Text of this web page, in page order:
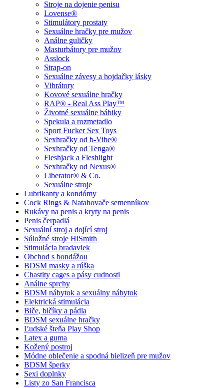
Stroje na dojenie penisu
Lovense®
Stimulátory prostaty
Sexuálne hračky pre mužov
Análne guličky
Masturbátory pre mužov
Asslock
Strap-on
Sexuálne závesy a hojdačky lásky
Vibrátory
Kovové sexuálne hračky
RAP® - Real Ass Play™
Životné sexuálne bábiky
Spekula a rozmetadlo
Sport Fucker Sex Toys
Sexhračky od b-Vibe®
Sexhračky od Tenga®
Fleshjack a Fleshlight
Sexhračky od Nexus®
Liberator® & Co.
Sexuálne stroje
Lubrikanty a kondómy
Cock Rings & Natahovače semenníkov
Rukávy na penis a kryty na penis
Penis čerpadlá
Sexuální stroj a dojící stroj
Súložné stroje HiSmith
Stimulácia bradaviek
Obchod s bondážou
BDSM masky a rúška
Chastity cages a pásy cudnosti
Análne sprchy
BDSM nábytok a sexuálny nábytok
Elektrická stimulácia
Biče, bičíky a pádla
BDSM sexuálne hračky
Ľudské šteňa Play Shop
Latex a guma
Kožený postroj
Módne oblečenie a spodná bielizeň pre mužov
BDSM šperky
Sexi doplnky
Listy zo San Francisca